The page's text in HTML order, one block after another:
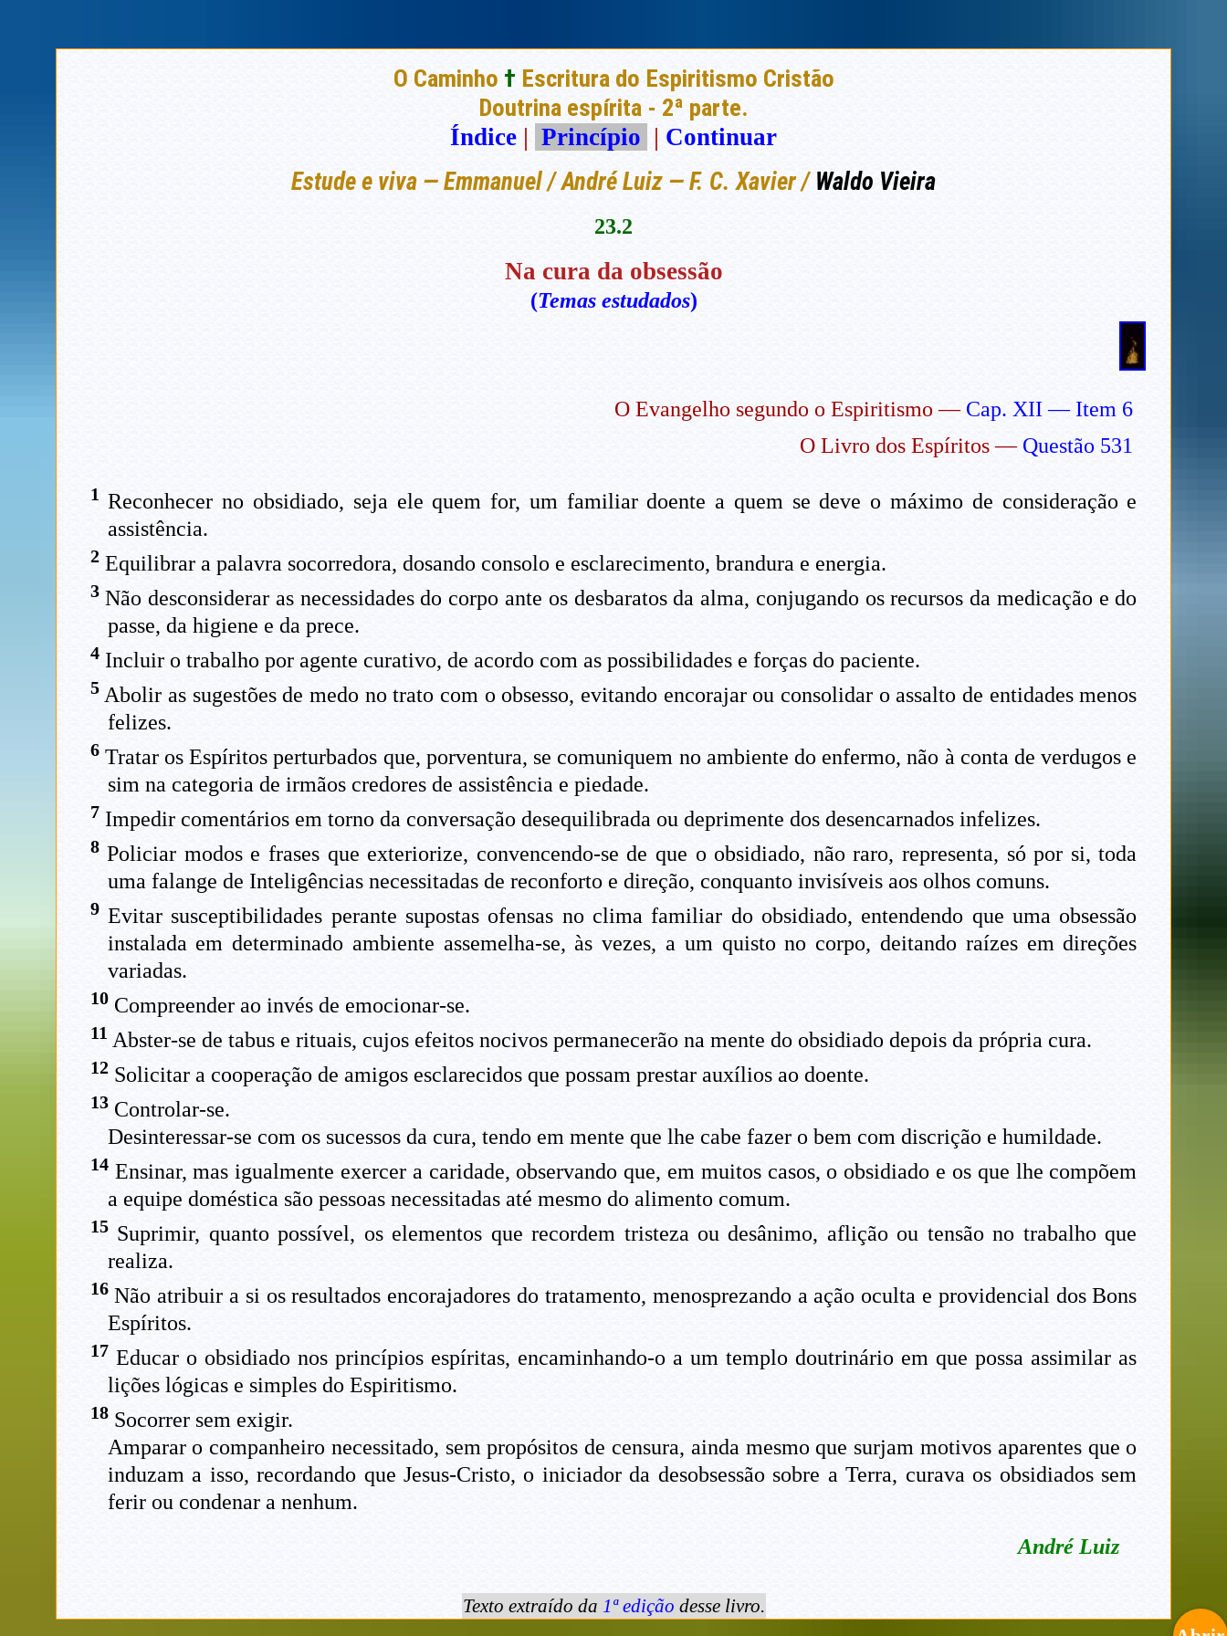
O Caminho † Escritura do Espiritismo Cristão
Doutrina espírita - 2ª parte.
Índice | Princípio | Continuar
Estude e viva — Emmanuel / André Luiz — F. C. Xavier / Waldo Vieira
23.2
Na cura da obsessão
(Temas estudados)
O Evangelho segundo o Espiritismo — Cap. XII — Item 6
O Livro dos Espíritos — Questão 531
1 Reconhecer no obsidiado, seja ele quem for, um familiar doente a quem se deve o máximo de consideração e
assistência.
2Equilibrar a palavra socorredora, dosando consolo e esclarecimento, brandura e energia.
3Não desconsiderar as necessidades do corpo ante os desbaratos da alma, conjugando os recursos da medicação e do
passe, da higiene e da prece.
4Incluir o trabalho por agente curativo, de acordo com as possibilidades e forças do paciente.
5Abolir as sugestões de medo no trato com o obsesso, evitando encorajar ou consolidar o assalto de entidades menos
felizes.
6Tratar os Espíritos perturbados que, porventura, se comuniquem no ambiente do enfermo, não à conta de verdugos e
sim na categoria de irmãos credores de assistência e piedade.
7 Impedir comentários em torno da conversação desequilibrada ou deprimente dos desencarnados infelizes.
8Policiar modos e frases que exteriorize, convencendo-se de que o obsidiado, não raro, representa, só por si, toda
uma falange de Inteligências necessitadas de reconforto e direção, conquanto invisíveis aos olhos comuns.
9Evitar susceptibilidades perante supostas ofensas no clima familiar do obsidiado, entendendo que uma obsessão
instalada em determinado ambiente assemelha-se, às vezes, a um quisto no corpo, deitando raízes em direções
variadas.
10Compreender ao invés de emocionar-se.
11 Abster-se de tabus e rituais, cujos efeitos nocivos permanecerão na mente do obsidiado depois da própria cura.
12Solicitar a cooperação de amigos esclarecidos que possam prestar auxílios ao doente.
13Controlar-se.
Desinteressar-se com os sucessos da cura, tendo em mente que lhe cabe fazer o bem com discrição e humildade.
14Ensinar, mas igualmente exercer a caridade, observando que, em muitos casos, o obsidiado e os que lhe compõem
a equipe doméstica são pessoas necessitadas até mesmo do alimento comum.
15Suprimir, quanto possível, os elementos que recordem tristeza ou desânimo, aflição ou tensão no trabalho que
realiza.
16Não atribuir a si os resultados encorajadores do tratamento, menosprezando a ação oculta e providencial dos Bons
Espíritos.
17 Educar o obsidiado nos princípios espíritas, encaminhando-o a um templo doutrinário em que possa assimilar as
lições lógicas e simples do Espiritismo.
18Socorrer sem exigir.
Amparar o companheiro necessitado, sem propósitos de censura, ainda mesmo que surjam motivos aparentes que o
induzam a isso, recordando que Jesus-Cristo, o iniciador da desobsessão sobre a Terra, curava os obsidiados sem
ferir ou condenar a nenhum.
André Luiz
Texto extraído da 1ª edição desse livro.